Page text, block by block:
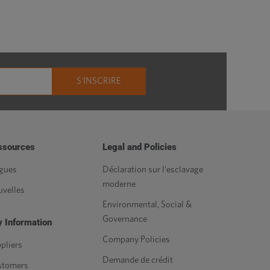
Information
Legal and Policies
Déclaration sur l'esclavage
moderne
Environmental, Social &
Governance
Company Policies
Demande de crédit